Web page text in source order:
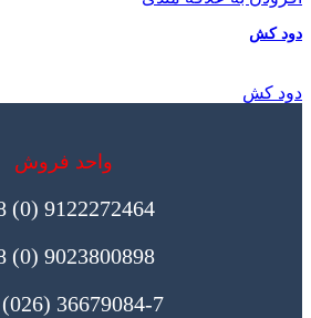
دود کش
دود کش
واحد فروش
9122272464 (0) 98+
9023800898 (0) 98+
36679084-7 (026) 98+